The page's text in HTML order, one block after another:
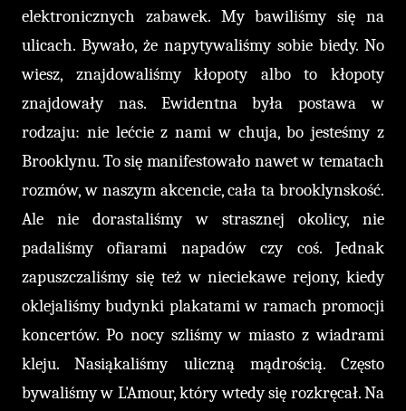
elektronicznych zabawek. My bawiliśmy się na
ulicach. Bywało, że napytywaliśmy sobie biedy. No
wiesz, znajdowaliśmy kłopoty albo to kłopoty
znajdowały nas. Ewidentna była postawa w
rodzaju: nie lećcie z nami w chuja, bo jesteśmy z
Brooklynu. To się manifestowało nawet w tematach
rozmów, w naszym akcencie, cała ta brooklynskość.
Ale nie dorastaliśmy w strasznej okolicy, nie
padaliśmy ofiarami napadów czy coś. Jednak
zapuszczaliśmy się też w nieciekawe rejony, kiedy
oklejaliśmy budynki plakatami w ramach promocji
koncertów. Po nocy szliśmy w miasto z wiadrami
kleju. Nasiąkaliśmy uliczną mądrością. Często
bywaliśmy w L'Amour, który wtedy się rozkręcał. Na